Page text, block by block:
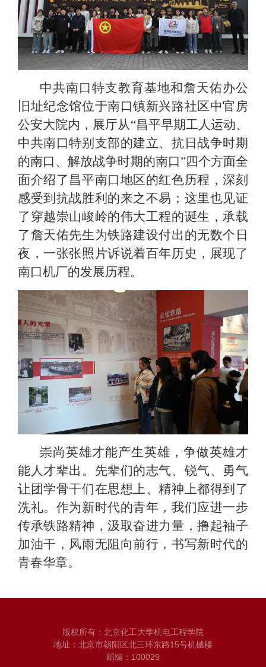
中共南口特支教育基地和詹天佑办公
旧址纪念馆位于南口镇新兴路社区中官房
公安大院内，展厅从“昌平早期工人运动、
中共南口特别支部的建立、抗日战争时期
的南口、解放战争时期的南口”四个方面全
面介绍了昌平南口地区的红色历程，深刻
感受到抗战胜利的来之不易；这里也见证
了穿越崇山峻岭的伟大工程的诞生，承载
了詹天佑先生为铁路建设付出的无数个日
夜，一张张照片诉说着百年历史，展现了
南口机厂的发展历程。
崇尚英雄才能产生英雄，争做英雄才
能人才辈出。先辈们的志气、锐气、勇气
让团学骨干们在思想上、精神上都得到了
洗礼。作为新时代的青年，我们应进一步
传承铁路精神，汲取奋进力量，撸起袖子
加油干，风雨无阻向前行，书写新时代的
青春华章。
版权所有：北京化工大学机电工程学院
地址：北京市朝阳区北三环东路15号机械楼
邮编：100029